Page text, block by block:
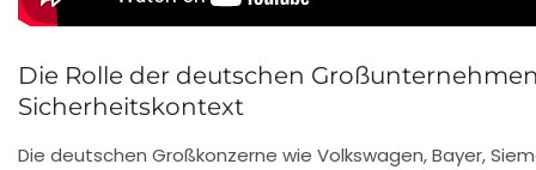
Die Rolle der deutschen
Sicherheitskontext
Die deutschen Großkonzerne wie Volkswagen, Bayer,